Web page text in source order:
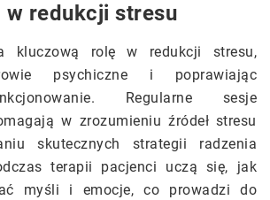
w redukcji stresu
kluczową rolę w redukcji stresu,
psychiczne i poprawiając
Regularne sesje
w zrozumieniu źródeł stresu
skutecznych strategii radzenia
terapii pacjenci uczą się, jak
myśli i emocje, co prowadzi do